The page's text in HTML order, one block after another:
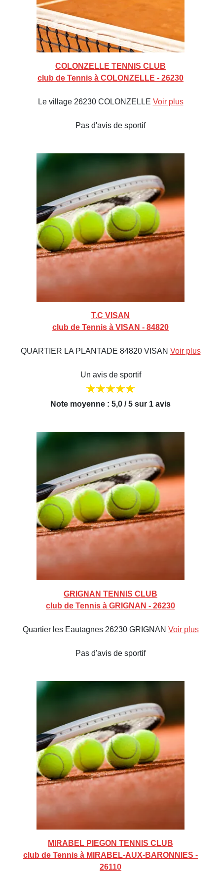
COLONZELLE TENNIS CLUB
club de Tennis à COLONZELLE - 26230
Le village 26230 COLONZELLE Voir plus
Pas d'avis de sportif
T.C VISAN
club de Tennis à VISAN - 84820
QUARTIER LA PLANTADE 84820 VISAN Voir plus
Un avis de sportif
Note moyenne : 5,0 / 5 sur 1 avis
GRIGNAN TENNIS CLUB
club de Tennis à GRIGNAN - 26230
Quartier les Eautagnes 26230 GRIGNAN Voir plus
Pas d'avis de sportif
MIRABEL PIEGON TENNIS CLUB
club de Tennis à MIRABEL-AUX-BARONNIES -
26110